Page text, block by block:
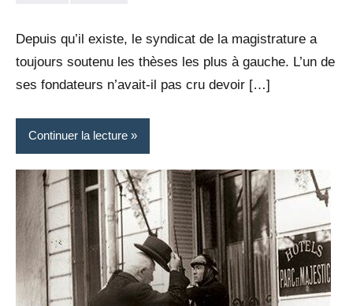
Depuis qu’il existe, le syndicat de la magistrature a
toujours soutenu les thèses les plus à gauche. L’un de
ses fondateurs n’avait-il pas cru devoir […]
Continuer la lecture